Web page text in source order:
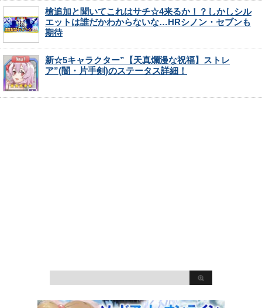
槍追加と聞いてこれはサチ☆4来るか！？しかしシル
エットは誰だかわからないな…HRシノン・セブンも
期待
新☆5キャラクター”【天真爛漫な祝福】ストレ
ア”(闇・片手剣)のステータス詳細！